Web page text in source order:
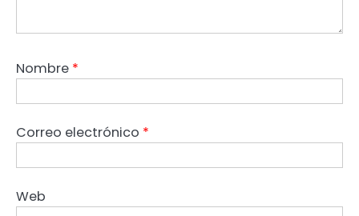
Nombre *
Correo electrónico *
Web